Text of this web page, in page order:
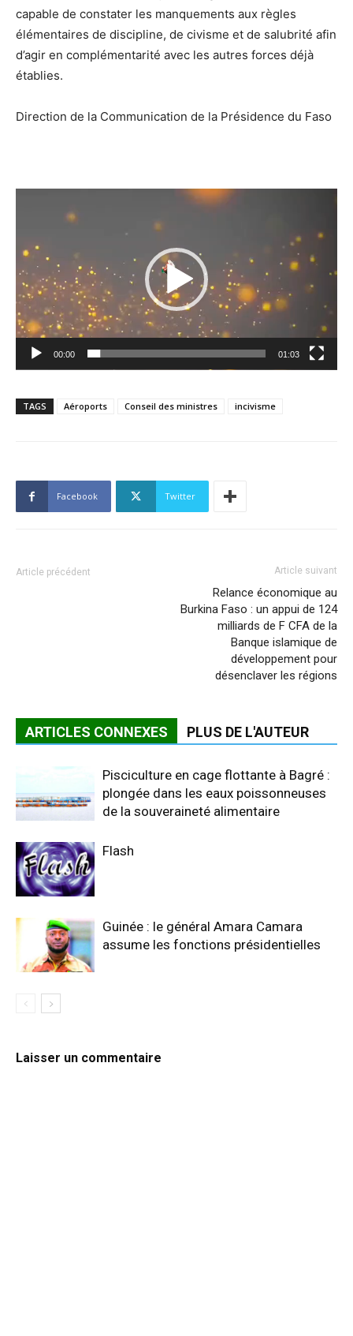
capable de constater les manquements aux règles
élémentaires de discipline, de civisme et de salubrité afin
d’agir en complémentarité avec les autres forces déjà
établies.
Direction de la Communication de la Présidence du Faso
Lecteur
00:00 01:03
TAGS Aéroports Conseil des ministres incivisme
Facebook Twitter
Article précédent Article suivant
Relance économique au
Burkina Faso : un appui de 124
milliards de F CFA de la
Banque islamique de
développement pour
désenclaver les régions
ARTICLES CONNEXES PLUS DE L'AUTEUR
Pisciculture en cage flottante à Bagré :
plongée dans les eaux poissonneuses
de la souveraineté alimentaire
Flash
Guinée : le général Amara Camara
assume les fonctions présidentielles
Laisser un commentaire